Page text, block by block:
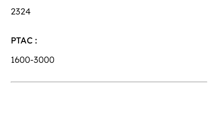
2324
PTAC :
1600-3000